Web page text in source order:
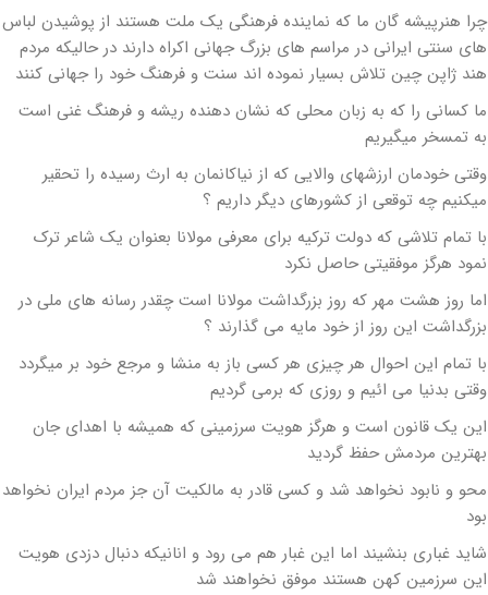
چرا هنرپیشه گان ما که نماینده فرهنگی یک ملت هستند از پوشیدن لباس
های سنتی ایرانی در مراسم های بزرگ جهانی اکراه دارند در حالیکه مردم
هند ژاپن چین تلاش بسیار نموده اند سنت و فرهنگ خود را جهانی کنند
ما کسانی را که به زبان محلی که نشان دهنده ریشه و فرهنگ غنی است
به تمسخر میگیریم
وقتی خودمان ارزشهای والایی که از نیاکانمان به ارث رسیده را تحقیر
میکنیم چه توقعی از کشورهای دیگر داریم ؟
با تمام تلاشی که دولت ترکیه برای معرفی مولانا بعنوان یک شاعر ترک
نمود هرگز موفقیتی حاصل نکرد
اما روز هشت مهر که روز بزرگداشت مولانا است چقدر رسانه های ملی در
بزرگداشت این روز از خود مایه می گذارند ؟
با تمام این احوال هر چیزی هر کسی باز به منشا و مرجع خود بر میگردد
وقتی بدنیا می ائیم و روزی که برمی گردیم
این یک قانون است و هرگز هویت سرزمینی که همیشه با اهدای جان
بهترین مردمش حفظ گردید
محو و نابود نخواهد شد و کسی قادر به مالکیت آن جز مردم ایران نخواهد
بود
شاید غباری بنشیند اما این غبار هم می رود و انانیکه دنبال دزدی هویت
این سرزمین کهن هستند موفق نخواهند شد